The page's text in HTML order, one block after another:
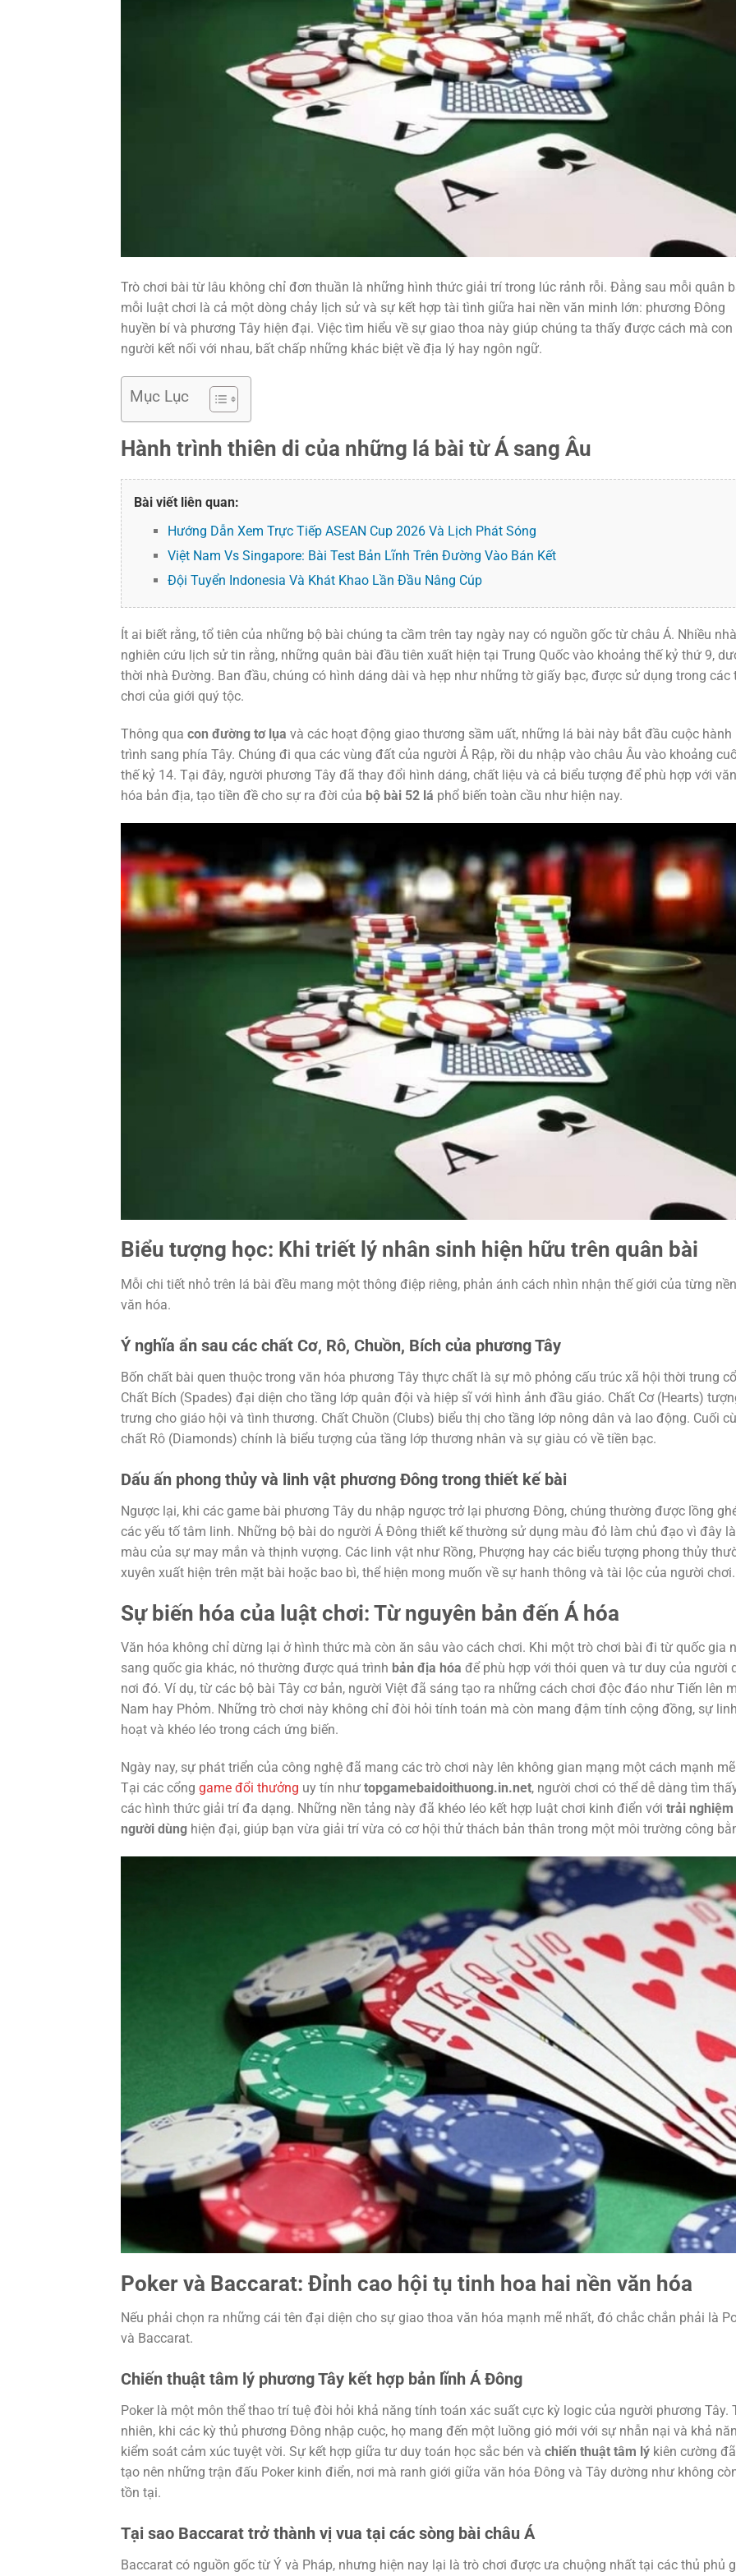
Trò chơi bài từ lâu không chỉ đơn thuần là những hình thức giải trí trong lúc rảnh rỗi. Đằng sau mỗi quân
mỗi luật chơi là cả một dòng chảy lịch sử và sự kết hợp tài tình giữa hai nền văn minh lớn: phương Đông
huyền bí và phương Tây hiện đại. Việc tìm hiểu về sự giao thoa này giúp chúng ta thấy được cách mà con
người kết nối với nhau, bất chấp những khác biệt về địa lý hay ngôn ngữ.
Mục Lục
Hành trình thiên di của những lá bài từ Á sang Âu
Bài viết liên quan:
Hướng Dẫn Xem Trực Tiếp ASEAN Cup 2026 Và Lịch Phát Sóng
Việt Nam Vs Singapore: Bài Test Bản Lĩnh Trên Đường Vào Bán Kết
Đội Tuyển Indonesia Và Khát Khao Lần Đầu Nâng Cúp
Ít ai biết rằng, tổ tiên của những bộ bài chúng ta cầm trên tay ngày nay có nguồn gốc từ châu Á. Nhiều nhà
nghiên cứu lịch sử tin rằng, những quân bài đầu tiên xuất hiện tại Trung Quốc vào khoảng thế kỷ thứ 9,
thời nhà Đường. Ban đầu, chúng có hình dáng dài và hẹp như những tờ giấy bạc, được sử dụng trong các
chơi của giới quý tộc.
Thông qua con đường tơ lụa và các hoạt động giao thương sầm uất, những lá bài này bắt đầu cuộc hành
trình sang phía Tây. Chúng đi qua các vùng đất của người Ả Rập, rồi du nhập vào châu Âu vào khoảng
thế kỷ 14. Tại đây, người phương Tây đã thay đổi hình dáng, chất liệu và cả biểu tượng để phù hợp với văn
hóa bản địa, tạo tiền đề cho sự ra đời của bộ bài 52 lá phổ biến toàn cầu như hiện nay.
Biểu tượng học: Khi triết lý nhân sinh hiện hữu trên quân bài
Mỗi chi tiết nhỏ trên lá bài đều mang một thông điệp riêng, phản ánh cách nhìn nhận thế giới của từng nền
văn hóa.
Ý nghĩa ẩn sau các chất Cơ, Rô, Chuồn, Bích của phương Tây
Bốn chất bài quen thuộc trong văn hóa phương Tây thực chất là sự mô phỏng cấu trúc xã hội thời trung
Chất Bích (Spades) đại diện cho tầng lớp quân đội và hiệp sĩ với hình ảnh đầu giáo. Chất Cơ (Hearts)
trưng cho giáo hội và tình thương. Chất Chuồn (Clubs) biểu thị cho tầng lớp nông dân và lao động. Cuối
chất Rô (Diamonds) chính là biểu tượng của tầng lớp thương nhân và sự giàu có về tiền bạc.
Dấu ấn phong thủy và linh vật phương Đông trong thiết kế bài
Ngược lại, khi các game bài phương Tây du nhập ngược trở lại phương Đông, chúng thường được lồng
các yếu tố tâm linh. Những bộ bài do người Á Đông thiết kế thường sử dụng màu đỏ làm chủ đạo vì đây là
màu của sự may mắn và thịnh vượng. Các linh vật như Rồng, Phượng hay các biểu tượng phong thủy
xuyên xuất hiện trên mặt bài hoặc bao bì, thể hiện mong muốn về sự hanh thông và tài lộc của người chơi.
Sự biến hóa của luật chơi: Từ nguyên bản đến Á hóa
Văn hóa không chỉ dừng lại ở hình thức mà còn ăn sâu vào cách chơi. Khi một trò chơi bài đi từ quốc gia
sang quốc gia khác, nó thường được quá trình bản địa hóa để phù hợp với thói quen và tư duy của người
nơi đó. Ví dụ, từ các bộ bài Tây cơ bản, người Việt đã sáng tạo ra những cách chơi độc đáo như Tiến lên
Nam hay Phỏm. Những trò chơi này không chỉ đòi hỏi tính toán mà còn mang đậm tính cộng đồng, sự
hoạt và khéo léo trong cách ứng biến.
Ngày nay, sự phát triển của công nghệ đã mang các trò chơi này lên không gian mạng một cách mạnh
Tại các cổng game đổi thưởng uy tín như topgamebaidoithuong.in.net, người chơi có thể dễ dàng tìm
các hình thức giải trí đa dạng. Những nền tảng này đã khéo léo kết hợp luật chơi kinh điển với trải nghiệm
người dùng hiện đại, giúp bạn vừa giải trí vừa có cơ hội thử thách bản thân trong một môi trường công
Poker và Baccarat: Đỉnh cao hội tụ tinh hoa hai nền văn hóa
Nếu phải chọn ra những cái tên đại diện cho sự giao thoa văn hóa mạnh mẽ nhất, đó chắc chắn phải là
và Baccarat.
Chiến thuật tâm lý phương Tây kết hợp bản lĩnh Á Đông
Poker là một môn thể thao trí tuệ đòi hỏi khả năng tính toán xác suất cực kỳ logic của người phương Tây.
nhiên, khi các kỳ thủ phương Đông nhập cuộc, họ mang đến một luồng gió mới với sự nhẫn nại và khả
kiểm soát cảm xúc tuyệt vời. Sự kết hợp giữa tư duy toán học sắc bén và chiến thuật tâm lý kiên cường đã
tạo nên những trận đấu Poker kinh điển, nơi mà ranh giới giữa văn hóa Đông và Tây dường như không
tồn tại.
Tại sao Baccarat trở thành vị vua tại các sòng bài châu Á
Baccarat có nguồn gốc từ Ý và Pháp, nhưng hiện nay lại là trò chơi được ưa chuộng nhất tại các thủ phủ